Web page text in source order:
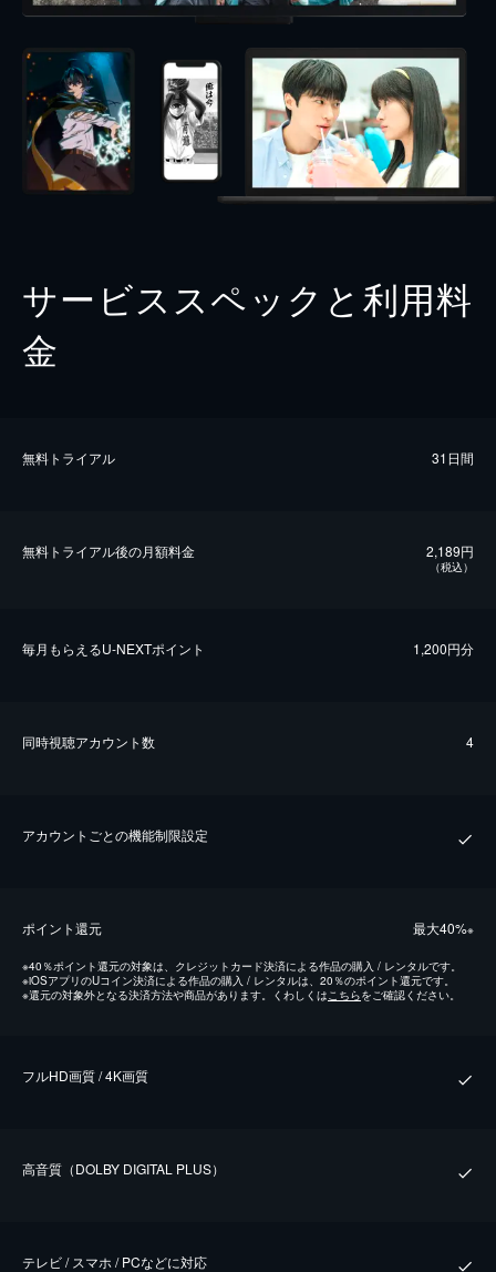
サービススペックと利用料
金
無料トライアル 31日間
無料トライアル後の⽉額料金 2,189円
（税込）
毎⽉もらえるU-NEXTポイント 1,200円分
同時視聴アカウント数 4
アカウントごとの機能制限設定
ポイント還元 最⼤40%※
※40％ポイント還元の対象は、クレジットカード決済による作品の購入 / レンタルです。
※iOSアプリのUコイン決済による作品の購入 / レンタルは、20％のポイント還元です。
※還元の対象外となる決済方法や商品があります。くわしくはこちらをご確認ください。
フルHD画質 / 4K画質
⾼⾳質（DOLBY DIGITAL PLUS）
テレビ / スマホ / PCなどに対応